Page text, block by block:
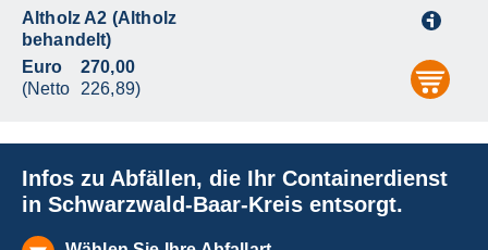
Altholz A2 (Altholz
behandelt)
Euro
(Netto
270,00
226,89)
Infos zu Abfällen, die Ihr Containerdienst
in Schwarzwald-Baar-Kreis entsorgt.